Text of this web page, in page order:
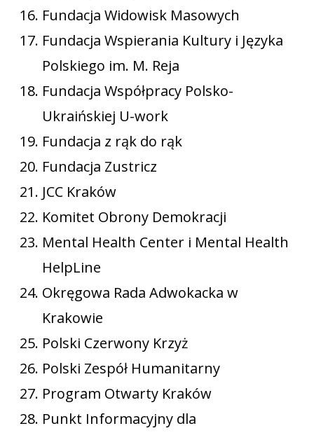
Fundacja Widowisk Masowych
Fundacja Wspierania Kultury i Języka
Polskiego im. M. Reja
Fundacja Współpracy Polsko-
Ukraińskiej U-work
Fundacja z rąk do rąk
Fundacja Zustricz
JCC Kraków
Komitet Obrony Demokracji
Mental Health Center i Mental Health
HelpLine
Okręgowa Rada Adwokacka w
Krakowie
Polski Czerwony Krzyż
Polski Zespół Humanitarny
Program Otwarty Kraków
Punkt Informacyjny dla